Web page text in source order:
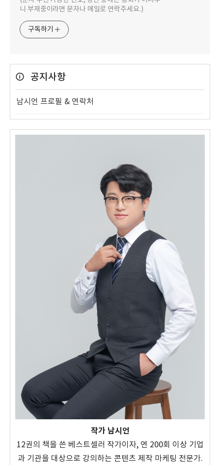
니 부재중이라면 문자나 메일로 연락주세요.)
구독하기
공지사항
남시언 프로필 & 연락처
작가 남시언
12권의 책을 쓴 베스트셀러 작가이자, 연 200회 이상 기업
과 기관을 대상으로 강의하는 콘텐츠 제작 마케팅 전문가.